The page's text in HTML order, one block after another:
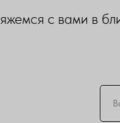
с вами в